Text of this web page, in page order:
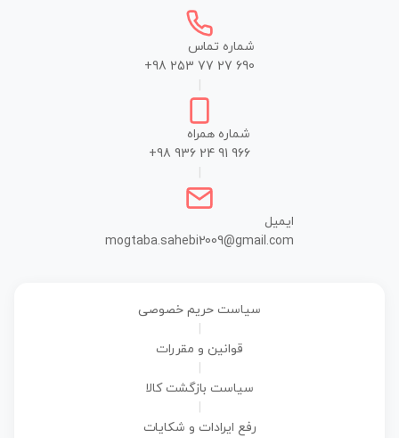
شماره تماس
+98 253 77 27 690
شماره همراه
+98 936 24 91 966
ایمیل
mogtaba.sahebi2009@gmail.com
سیاست حریم خصوصی
قوانین و مقررات
سیاست بازگشت کالا
رفع ایرادات و شکایات